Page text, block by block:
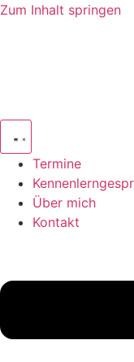
Zum Inhalt springen
Termine
Über mich
Kontakt